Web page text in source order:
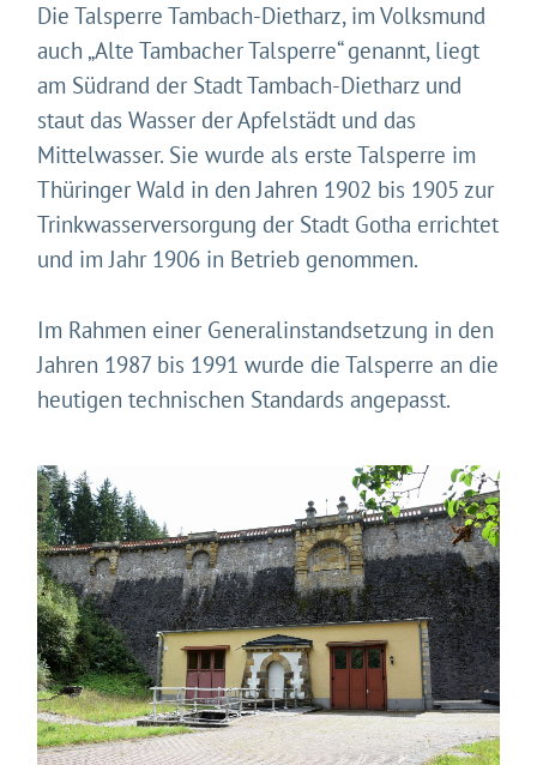
Die Talsperre Tambach-Dietharz, im Volksmund
auch „Alte Tambacher Talsperre“ genannt, liegt
am Südrand der Stadt Tambach-Dietharz und
staut das Wasser der Apfelstädt und das
Mittelwasser. Sie wurde als erste Talsperre im
Thüringer Wald in den Jahren 1902 bis 1905 zur
Trinkwasserversorgung der Stadt Gotha errichtet
und im Jahr 1906 in Betrieb genommen.
Im Rahmen einer Generalinstandsetzung in den
Jahren 1987 bis 1991 wurde die Talsperre an die
heutigen technischen Standards angepasst.